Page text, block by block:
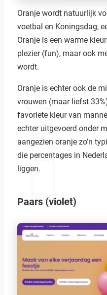
Oranje wordt natuurlijk
voetbal en Koningsdag,
Oranje is een warme
plezier (fun), maar ook
wordt.
Oranje is echter ook de
vrouwen (maar liefst
favoriete kleur van
echter uitgevoerd onder
aangezien oranje zo’n
die percentages in
liggen.
Paars (violet)